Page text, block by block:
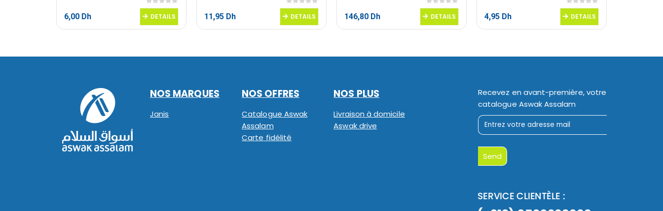
0sur 5
6,00 Dh DETAILS
0sur 5
11,95 Dh DETAILS
0sur 5
146,80 Dh DETAILS
0sur 5
4,95 Dh DETAILS
NOS MARQUES
Janis
NOS OFFRES
Catalogue Aswak
Assalam
Carte fidélité
NOS PLUS
Livraison à domicile
Aswak drive
Recevez en avant-première, votre
catalogue Aswak Assalam